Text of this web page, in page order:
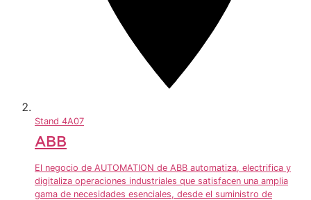
Stand 4A07
ABB
El negocio de AUTOMATION de ABB automatiza, electrifica y
digitaliza operaciones industriales que satisfacen una amplia
gama de necesidades esenciales, desde el suministro de